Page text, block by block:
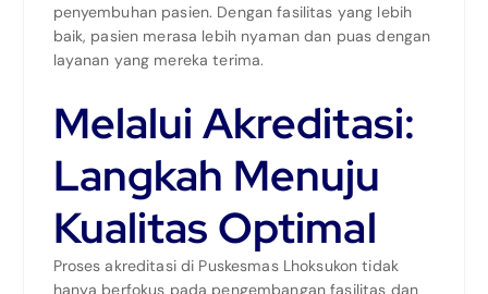
penyembuhan pasien. Dengan fasilitas yang lebih
baik, pasien merasa lebih nyaman dan puas dengan
layanan yang mereka terima.
Melalui Akreditasi:
Langkah Menuju
Kualitas Optimal
Proses akreditasi di Puskesmas Lhoksukon tidak
hanya berfokus pada pengembangan fasilitas dan